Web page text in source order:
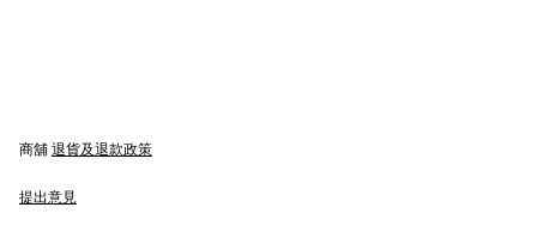
商舖 退貨及退款政策
提出意見